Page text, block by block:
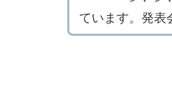
ています。発表